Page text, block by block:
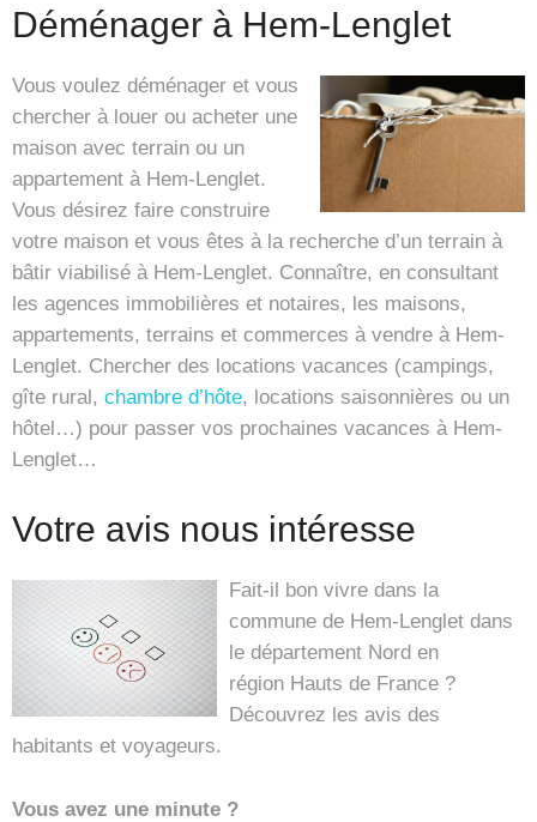
Déménager à Hem-Lenglet
Vous voulez déménager et vous
chercher à louer ou acheter une
maison avec terrain ou un
appartement à Hem-Lenglet.
Vous désirez faire construire
votre maison et vous êtes à la recherche d’un terrain à
bâtir viabilisé à Hem-Lenglet. Connaître, en consultant
les agences immobilières et notaires, les maisons,
appartements, terrains et commerces à vendre à Hem-
Lenglet. Chercher des locations vacances (campings,
gîte rural, chambre d’hôte, locations saisonnières ou un
hôtel…) pour passer vos prochaines vacances à Hem-
Lenglet…
Votre avis nous intéresse
Fait-il bon vivre dans la
commune de Hem-Lenglet dans
le département Nord en
région Hauts de France ?
Découvrez les avis des
habitants et voyageurs.
Vous avez une minute ?